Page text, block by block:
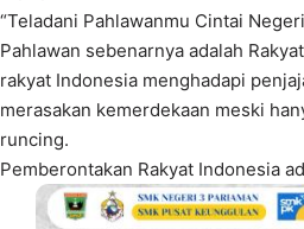
“Teladani Pahlawanmu Cintai
Pahlawan sebenarnya adalah
rakyat Indonesia menghadapi
merasakan kemerdekaan meski
runcing.
Pemberontakan Rakyat Indonesia